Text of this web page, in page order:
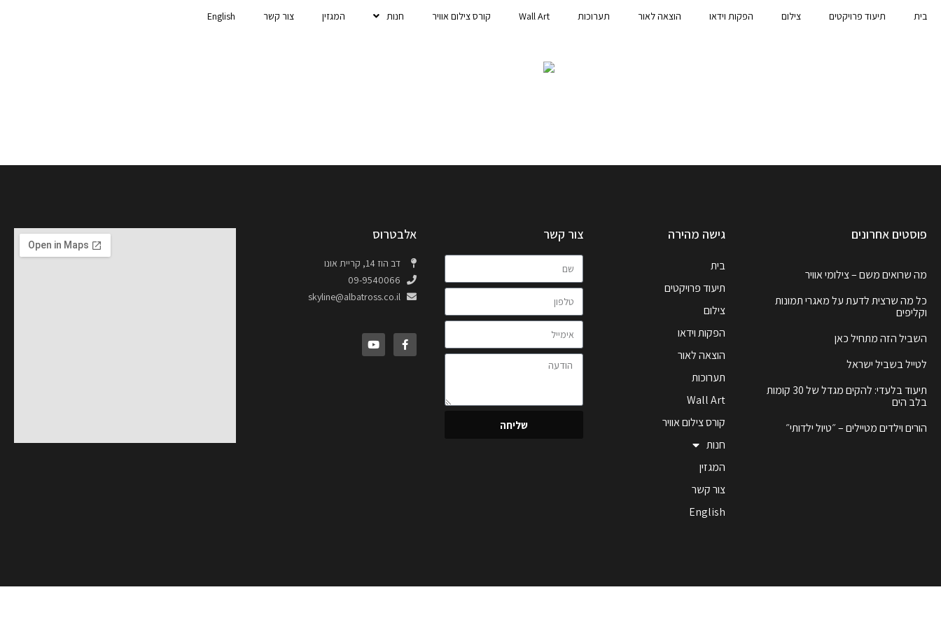
בית תיעוד פרויקטים צילום הפקות וידאו הוצאה לאור תערוכות Wall Art קורס צילום אוויר חנות המגזין צור קשר English
פוסטים אחרונים
מה שרואים משם – צילומי אוויר
כל מה שרצית לדעת על מאגרי תמונות
וקליפים
השביל הזה מתחיל כאן
לטייל בשביל ישראל
תיעוד בלעדי: להקים מגדל של 30 קומות
בלב הים
הורים וילדים מטיילים – ״טיול ילדותי״
גישה מהירה
בית
תיעוד פרויקטים
צילום
הפקות וידאו
הוצאה לאור
תערוכות
Wall Art
קורס צילום אוויר
חנות
המגזין
צור קשר
English
צור קשר
שליחה
אלבטרוס
דב הוז 14, קריית אונו
09-9540066
skyline@albatross.co.il